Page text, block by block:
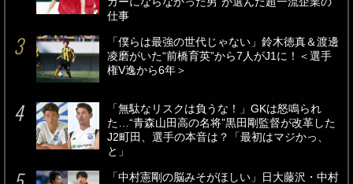
仕事
「僕らは最強の世代じゃない」鈴木徳真＆渡邊
凌磨がいた“前橋育英”から7人がJ1に！＜選手
権V逸から6年＞
「無駄なリスクは負うな！」GKは怒鳴られ
た…“青森山田高の名将”黒田剛監督が改革した
J2町田、選手の本音は？「最初はマジかっ、
と」
「中村憲剛の脳みそがほしい」日大藤沢・中村